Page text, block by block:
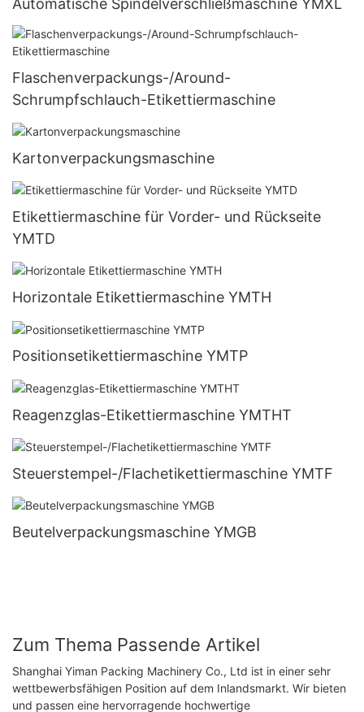
Automatische Spindelverschließmaschine YMXL
Flaschenverpackungs-/Around-
Schrumpfschlauch-Etikettiermaschine
Kartonverpackungsmaschine
Etikettiermaschine für Vorder- und Rückseite
YMTD
Horizontale Etikettiermaschine YMTH
Positionsetikettiermaschine YMTP
Reagenzglas-Etikettiermaschine YMTHT
Steuerstempel-/Flachetikettiermaschine YMTF
Beutelverpackungsmaschine YMGB
Zum Thema Passende Artikel
Shanghai Yiman Packing Machinery Co., Ltd ist in einer sehr
wettbewerbsfähigen Position auf dem Inlandsmarkt. Wir bieten
und passen eine hervorragende hochwertige